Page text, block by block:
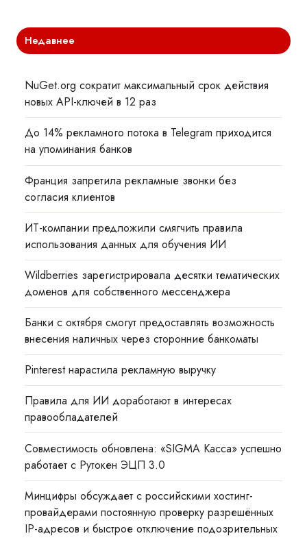
Недавнее
NuGet.org сократит максимальный срок действия
новых API-ключей в 12 раз
До 14% рекламного потока в Telegram приходится
на упоминания банков
Франция запретила рекламные звонки без
согласия клиентов
ИТ-компании предложили смягчить правила
использования данных для обучения ИИ
Wildberries зарегистрировала десятки тематических
доменов для собственного мессенджера
Банки с октября смогут предоставлять возможность
внесения наличных через сторонние банкоматы
Pinterest нарастила рекламную выручку
Правила для ИИ доработают в интересах
правообладателей
Совместимость обновлена: «SIGMA Касса» успешно
работает с Рутокен ЭЦП 3.0
Минцифры обсуждает с российскими хостинг-
провайдерами постоянную проверку разрешённых
IP-адресов и быстрое отключение подозрительных